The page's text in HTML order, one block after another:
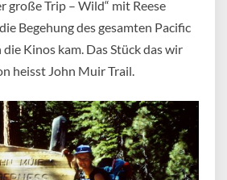
große Trip – Wild“ mit Reese
Begehung des gesamten Pacific
Kinos kam. Das Stück das wir
heisst John Muir Trail.